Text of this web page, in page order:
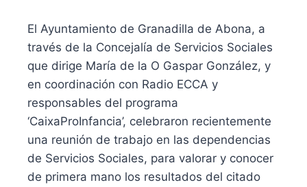
El Ayuntamiento de Granadilla de Abona, a
través de la Concejalía de Servicios Sociales
que dirige María de la O Gaspar González, y
en coordinación con Radio ECCA y
responsables del programa
‘CaixaProInfancia’, celebraron recientemente
una reunión de trabajo en las dependencias
de Servicios Sociales, para valorar y conocer
de primera mano los resultados del citado